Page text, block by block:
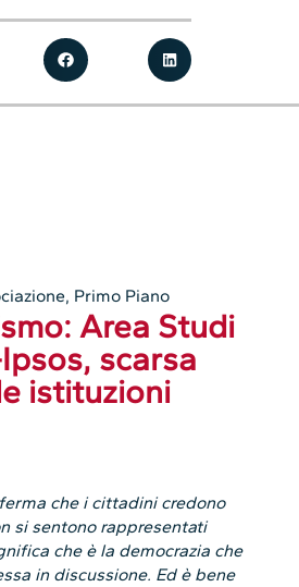
, Primo Piano
Area Studi
scarsa
istituzioni
che i cittadini credono
si sentono rappresentati
che è la democrazia che
in discussione. Ed è bene